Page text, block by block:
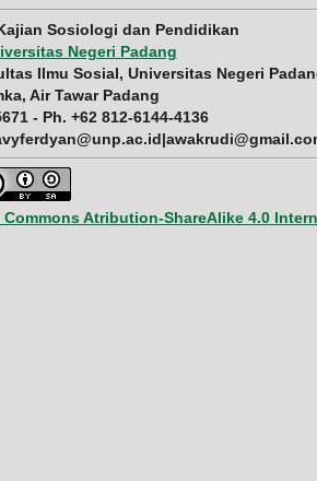
Sosiologi dan Pendidikan
Negeri Padang
Ilmu Sosial, Universitas Negeri
Air Tawar Padang
- Ph. +62 812-6144-4136
Atribution-ShareAlike 4.0